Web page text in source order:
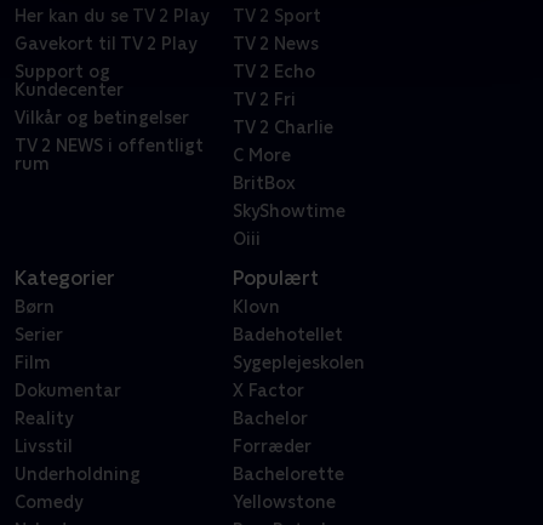
Her kan du se TV 2 Play
Gavekort til TV 2 Play
Support og
Kundecenter
Vilkår og betingelser
TV 2 NEWS i offentligt
rum
TV 2 Sport
TV 2 News
TV 2 Echo
TV 2 Fri
TV 2 Charlie
C More
BritBox
SkyShowtime
Oiii
Kategorier
Børn
Serier
Film
Dokumentar
Reality
Livsstil
Underholdning
Comedy
Populært
Klovn
Badehotellet
Sygeplejeskolen
X Factor
Bachelor
Forræder
Bachelorette
Yellowstone